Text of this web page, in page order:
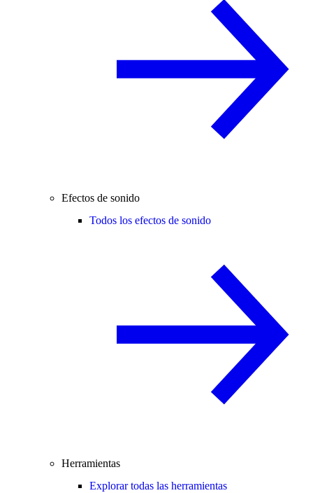
Efectos de sonido
Todos los efectos de sonido
Herramientas
Explorar todas las herramientas